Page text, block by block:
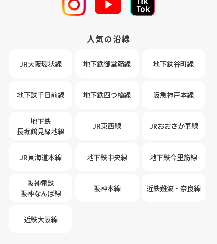
人気の沿線
JR大阪環状線 地下鉄御堂筋線 地下鉄谷町線
地下鉄千日前線 地下鉄四つ橋線 阪急神戸本線
地下鉄
長堀鶴見緑地線
JR東西線 JRおおさか車線
JR東海道本線 地下鉄中央線 地下鉄今里筋線
阪神電鉄
阪神なんば線
阪神本線 近鉄難波・奈良線
近鉄大阪線